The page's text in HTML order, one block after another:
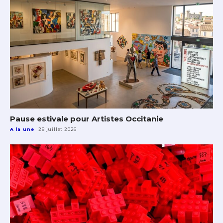
J'accepte lestermes et conditions
* Champ obligatoire
Pause estivale pour Artistes Occitanie
A la une 28 juillet 2026